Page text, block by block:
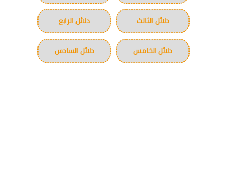
دلائل الثالث دلائل الرابع
دلائل الخامس دلائل السادس